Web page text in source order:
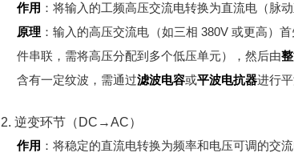
作用 ：将输入的工频高压交流电转换为直流电（脉动
原理： 输入的高压交流电（如三相 380V 或更高）
件串联，需将高压分配到多个低压单元），然后由
含有一定纹波，需通过滤波电容或平波电抗器进行
2. 逆变环节（DC→AC）
作用 ：将稳定的直流电转换为频率和电压可调的交流